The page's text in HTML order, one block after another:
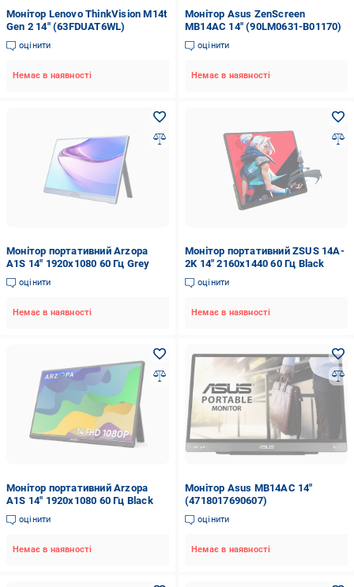
Монітор Lenovo ThinkVision M14t
Gen 2 14" (63FDUAT6WL)
оцінити
Немає в наявності
Монітор Asus ZenScreen
MB14AC 14" (90LM0631-B01170)
оцінити
Немає в наявності
Монітор портативний Arzopa
A1S 14" 1920x1080 60 Гц Grey
оцінити
Немає в наявності
Монітор портативний ZSUS 14A-
2K 14" 2160x1440 60 Гц Black
оцінити
Немає в наявності
Монітор портативний Arzopa
A1S 14" 1920x1080 60 Гц Black
оцінити
Немає в наявності
Монітор Asus MB14AC 14"
(4718017690607)
оцінити
Немає в наявності